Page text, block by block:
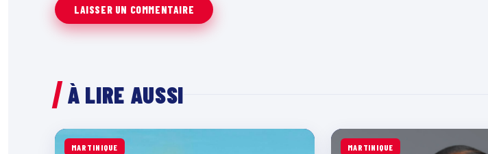
À LIRE AUSSI
MARTINIQUE MARTINIQUE